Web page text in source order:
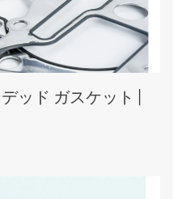
ッド ガスケット |